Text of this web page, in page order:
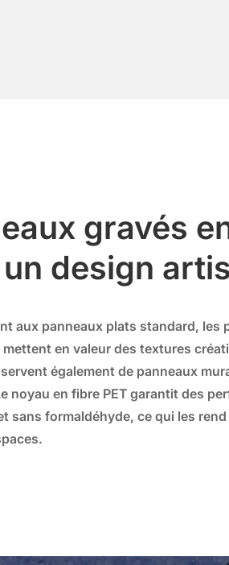
gravés
design
aux panneaux plats standard, les
en valeur des textures
également de panneaux
noyau en fibre PET garantit des
sans formaldéhyde, ce qui les